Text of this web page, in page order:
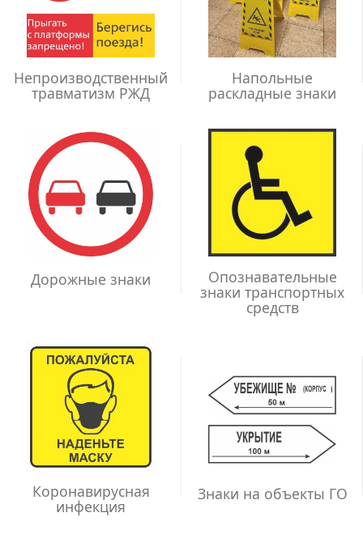
Непроизводственный
травматизм РЖД
Напольные
раскладные знаки
Дорожные знаки Опознавательные
знаки транспортных
средств
Коронавирусная
инфекция
Знаки на объекты ГО